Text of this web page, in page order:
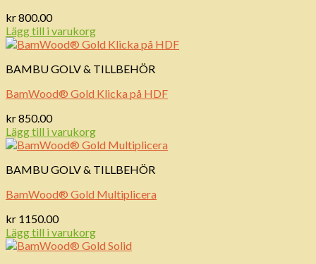
kr800.00
Lägg till i varukorg
BAMBU GOLV & TILLBEHÖR
BamWood® Gold Klicka på HDF
kr850.00
Lägg till i varukorg
BAMBU GOLV & TILLBEHÖR
BamWood® Gold Multiplicera
kr 1150.00
Lägg till i varukorg